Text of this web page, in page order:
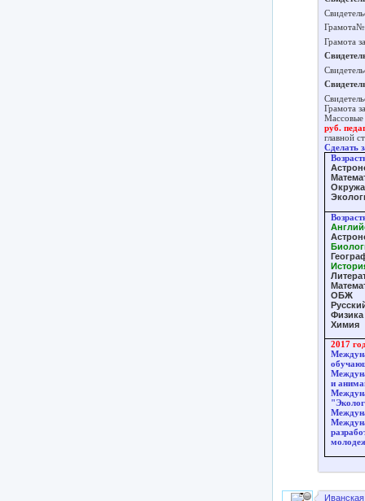
Грамота
Грамота
Массовые
руб.
главной
Сделать
ОБЖ
Физика
Химия
2017
и